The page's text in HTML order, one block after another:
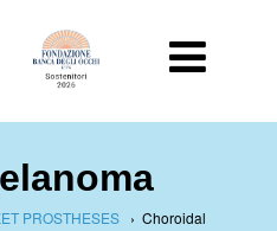
PROSTHESES › Choroidal